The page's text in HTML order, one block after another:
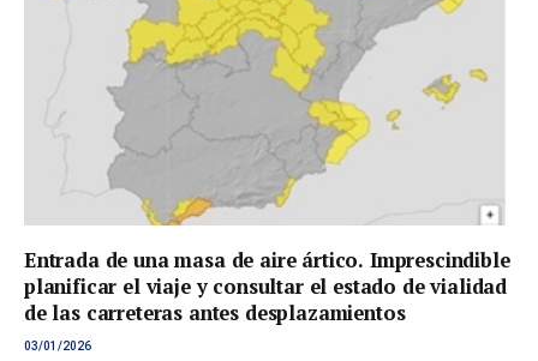
Entrada de una masa de aire ártico. Imprescindible
planificar el viaje y consultar el estado de vialidad
de las carreteras antes desplazamientos
03/01/2026